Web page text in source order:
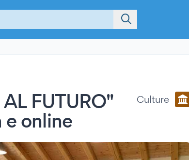
FUTURO"
e online
Culture